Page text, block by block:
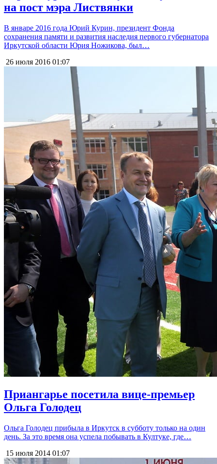
на пост мэра Листвянки
В январе 2016 года Юрий Курин, президент Фонда
сохранения памяти и развития наследия первого губернатора
Иркутской области Юрия Ножикова, был…
26 июля 2016 01:07
Приангарье посетила вице-премьер
Ольга Голодец
Ольга Голодец прибыла в Иркутск в субботу только на один
день. За это время она успела побывать в Култуке, где…
15 июля 2014 01:07